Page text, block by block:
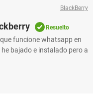
BlackBerry
Resuelto
funcione whatsapp en
bajado e instalado pero a